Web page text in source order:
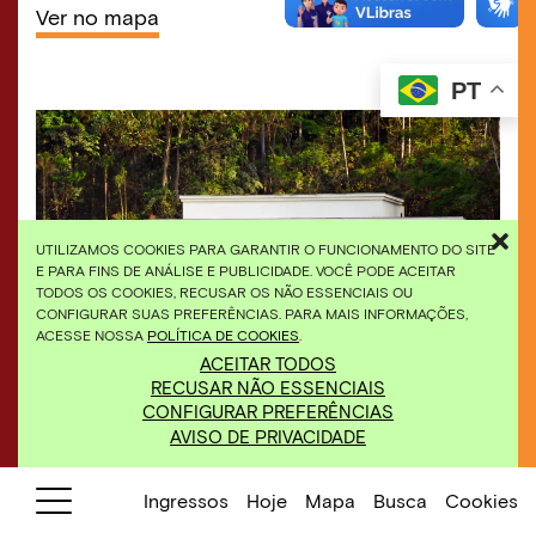
UTILIZAMOS COOKIES PARA GARANTIR O FUNCIONAMENTO DO SITE
E PARA FINS DE ANÁLISE E PUBLICIDADE. VOCÊ PODE ACEITAR
TODOS OS COOKIES, RECUSAR OS NÃO ESSENCIAIS OU
CONFIGURAR SUAS PREFERÊNCIAS. PARA MAIS INFORMAÇÕES,
ACESSE NOSSA POLÍTICA DE COOKIES
ACEITAR TODOS
RECUSAR NÃO ESSENCIAIS
CONFIGURAR PREFERÊNCIAS
AVISO DE PRIVACIDADE
Ver no mapa
Galeria True Rouge, Paulo Orsini, 2002. Foto:
Eduardo Eckenfels.
PT
Ingressos Hoje Mapa Busca Cookies